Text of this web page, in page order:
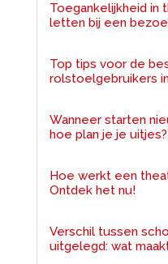
Toegankelijkheid in
letten bij een
Top tips voor de
rolstoelgebruikers
Wanneer starten
hoe plan je je uitjes?
Hoe werkt een
Ontdek het nu!
Verschil tussen
uitgelegd: wat